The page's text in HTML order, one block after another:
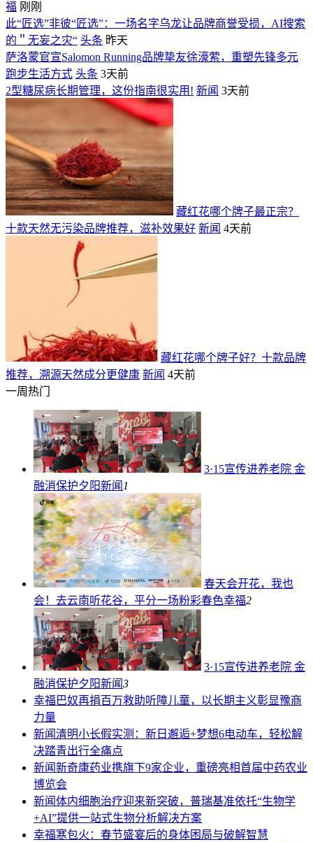
福 刚刚
此“匠选”非彼“匠选”：一场名字乌龙让品牌商誉受损，AI搜索
的＂无妄之灾“ 头条 昨天
萨洛蒙官宣Salomon Running品牌挚友徐濠萦，重塑先锋多元
跑步生活方式 头条 3天前
2型糖尿病长期管理，这份指南很实用! 新闻 3天前
藏红花哪个牌子最正宗？
十款天然无污染品牌推荐，滋补效果好 新闻 4天前
藏红花哪个牌子好？十款品牌
推荐，溯源天然成分更健康 新闻 4天前
一周热门
3·15宣传进养老院 金
融消保护夕阳新闻 1
春天会开花，我也
会！去云南听花谷，平分一场粉彩春色幸福2
3·15宣传进养老院 金
融消保护夕阳新闻3
幸福 巴奴再捐百万救助听障儿童，以长期主义彰显豫商
力量
新闻清明小长假实测：新日邂逅+梦想6电动车，轻松解
决踏青出行全痛点
新闻新奇康药业携旗下9家企业，重磅亮相首届中药农业
博览会
新闻体内细胞治疗迎来新突破，普瑞基准依托“生物学
+AI”提供一站式生物分析解决方案
幸福寒包火：春节盛宴后的身体困局与破解智慧